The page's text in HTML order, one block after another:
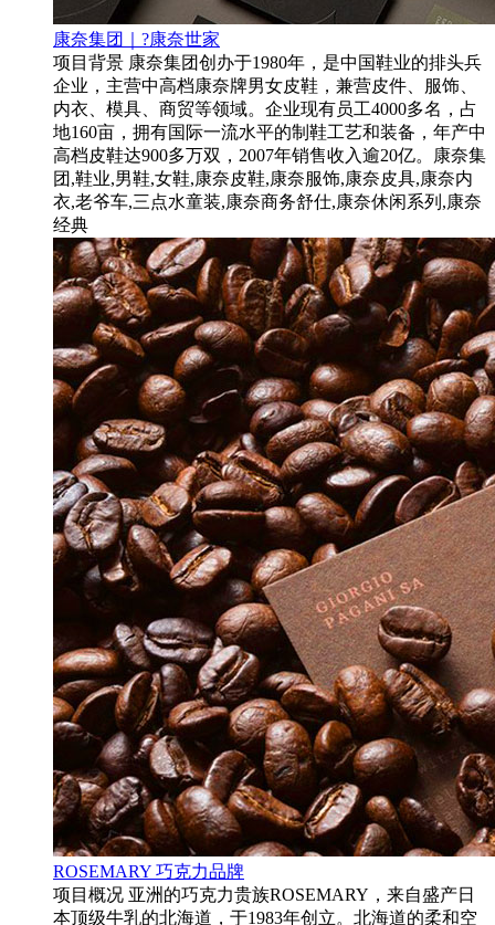
康奈集团｜?康奈世家
项目背景 康奈集团创办于1980年，是中国鞋业的排头兵
企业，主营中高档康奈牌男女皮鞋，兼营皮件、服饰、
内衣、模具、商贸等领域。企业现有员工4000多名，占
地160亩，拥有国际一流水平的制鞋工艺和装备，年产中
高档皮鞋达900多万双，2007年销售收入逾20亿。康奈集
团,鞋业,男鞋,女鞋,康奈皮鞋,康奈服饰,康奈皮具,康奈内
衣,老爷车,三点水童装,康奈商务舒仕,康奈休闲系列,康奈
经典
ROSEMARY 巧克力品牌
项目概况 亚洲的巧克力贵族ROSEMARY，来自盛产日
本顶级牛乳的北海道，于1983年创立。北海道的柔和空